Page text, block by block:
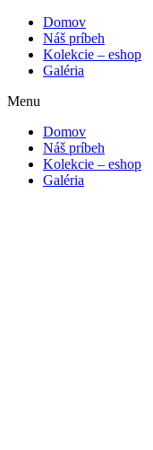
Domov
Náš príbeh
Kolekcie – eshop
Galéria
Menu
Domov
Náš príbeh
Kolekcie – eshop
Galéria